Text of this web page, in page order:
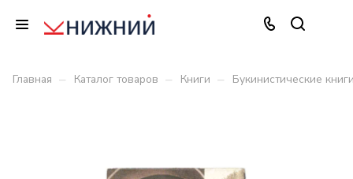
Главная – Каталог товаров – Книги – Букинистические